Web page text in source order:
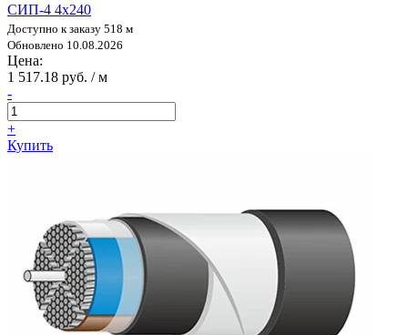
СИП-4 4х240
Доступно к заказу 518 м
Обновлено 10.08.2026
Цена:
1 517.18 руб. / м
-
+
Купить